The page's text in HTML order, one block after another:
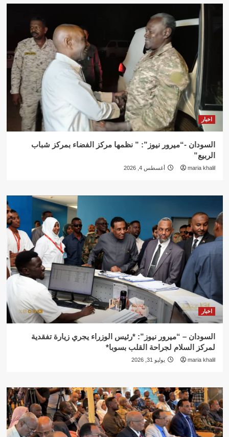
اخبار
السودان -“ميرور نيوز”: ” نظمها مركز الفضاء بمركز شباب
الربيع”
maria khalil أغسطس 4, 2026
اخبار
السودان – “ميرور نيوز”: *رئيس الوزراء يجري زيارة تفقدية
لمركز السلام لجراحة القلب بسوبا*
maria khalil يوليو 31, 2026